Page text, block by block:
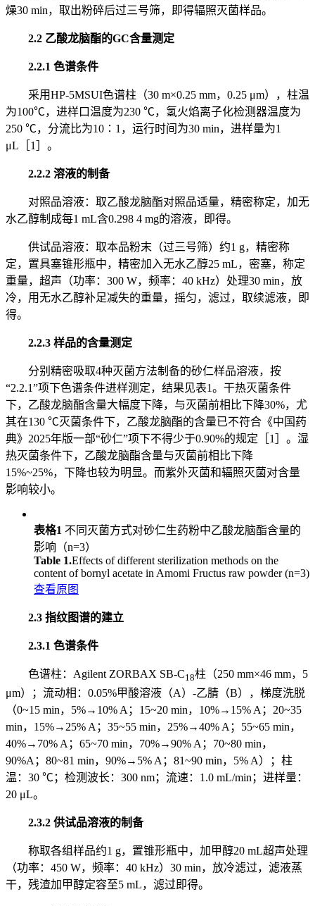
燥30 min，取出粉碎后过三号筛，即得辐照灭菌样品。
2.2 乙酸龙脑酯的GC含量测定
2.2.1 色谱条件
采用HP-5MSUI色谱柱（30 m×0.25 mm，0.25 μm），柱温
为100℃，进样口温度为230 ℃，氢火焰离子化检测器温度为
250 ℃，分流比为10∶1，运行时间为30 min，进样量为1
μL［1］。
2.2.2 溶液的制备
对照品溶液：取乙酸龙脑酯对照品适量，精密称定，加无
水乙醇制成每1 mL含0.298 4 mg的溶液，即得。
供试品溶液：取本品粉末（过三号筛）约1 g，精密称
定，置具塞锥形瓶中，精密加入无水乙醇25 mL，密塞，称定
重量，超声（功率：300 W，频率：40 kHz）处理30 min，放
冷，用无水乙醇补足减失的重量，摇匀，滤过，取续滤液，即
得。
2.2.3 样品的含量测定
分别精密吸取4种灭菌方法制备的砂仁样品溶液，按
“2.2.1”项下色谱条件进样测定，结果见表1。干热灭菌条件
下，乙酸龙脑酯含量大幅度下降，与灭菌前相比下降30%，尤
其在130 ℃灭菌条件下，乙酸龙脑酯的含量已不符合《中国药
典》2025年版一部“砂仁”项下不得少于0.90%的规定［1］。湿
热灭菌条件下，乙酸龙脑酯含量与灭菌前相比下降
15%~25%，下降也较为明显。而紫外灭菌和辐照灭菌对含量
影响较小。
表格1 不同灭菌方式对砂仁生药粉中乙酸龙脑酯含量的
影响（n=3）
Table 1.Effects of different sterilization methods on the
content of bornyl acetate in Amomi Fructus raw powder (n=3)
查看原图
2.3 指纹图谱的建立
2.3.1 色谱条件
色谱柱：Agilent ZORBAX SB-C18柱（250 mm×46 mm，5
μm）；流动相：0.05%甲酸溶液（A）-乙腈（B），梯度洗脱
（0~15 min，5%→10% A；15~20 min，10%→15% A；20~35
min，15%→25% A；35~55 min，25%→40% A；55~65 min，
40%→70% A；65~70 min，70%→90% A；70~80 min，
90%A；80~81 min，90%→5% A；81~90 min，5% A）；柱
温：30 ℃；检测波长：300 nm；流速：1.0 mL/min；进样量：
20 μL。
2.3.2 供试品溶液的制备
称取各组样品约1 g，置锥形瓶中，加甲醇20 mL超声处理
（功率：450 W，频率：40 kHz）30 min，放冷滤过，滤液蒸
干，残渣加甲醇定容至5 mL，滤过即得。